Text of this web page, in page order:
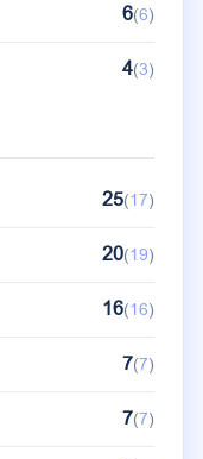
6(6)
4(3)
25(17)
20(19)
16(16)
7(7)
7(7)